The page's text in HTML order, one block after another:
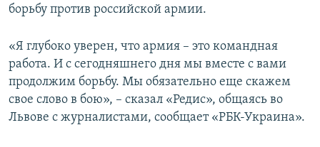
борьбу против российской армии.
«Я глубоко уверен, что армия – это командная
работа. И с сегодняшнего дня мы вместе с вами
продолжим борьбу. Мы обязательно еще скажем
свое слово в бою», – сказал «Редис», общаясь во
Львове с журналистами, сообщает «РБК-Украина».